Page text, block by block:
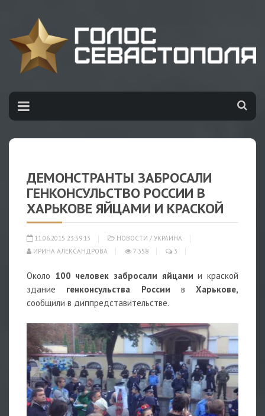
ДЕМОНСТРАНТЫ ЗАБРОСАЛИ
ГЕНКОНСУЛЬСТВО РОССИИ В
ХАРЬКОВЕ ЯЙЦАМИ И КРАСКОЙ
11.06.2015 23:59:13 НОВОСТИ / УКРАИНА
ИРИНА АЛЕКСАНДРОВА
7 358 3
Около 100 человек забросали яйцами и краской
здание генконсульства России в Харькове,
сообщили в диппредставительстве.